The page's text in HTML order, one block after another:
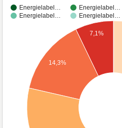
Energielabel… Energielabel…
Energielabel…
Energielabel…
7,1%
14,3%